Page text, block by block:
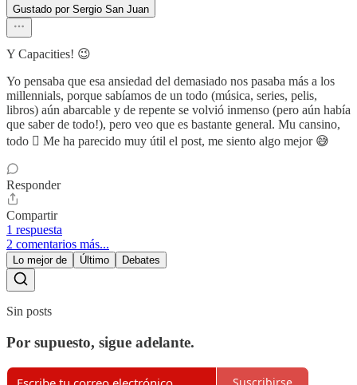
Gustado por Sergio San Juan
Y Capacities! 😉
Yo pensaba que esa ansiedad del demasiado nos pasaba más a los
millennials, porque sabíamos de un todo (música, series, pelis,
libros) aún abarcable y de repente se volvió inmenso (pero aún había
que saber de todo!), pero veo que es bastante general. Mu cansino,
todo 🫩 Me ha parecido muy útil el post, me siento algo mejor 😅
Responder
Compartir
1 respuesta
2 comentarios más...
Lo mejor de Último Debates
Sin posts
Por supuesto, sigue adelante.